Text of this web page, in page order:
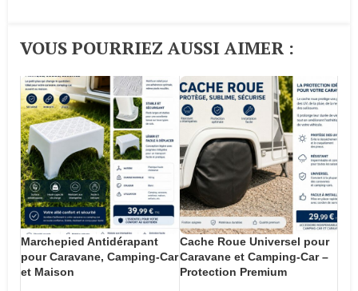
VOUS POURRIEZ AUSSI AIMER :​
Marchepied Antidérapant
pour Caravane, Camping-Car
et Maison
Cache Roue Universel pour
Caravane et Camping-Car –
Protection Premium